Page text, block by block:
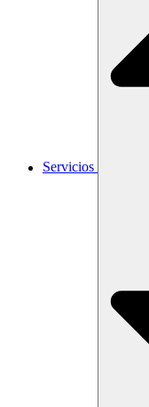
Servicios